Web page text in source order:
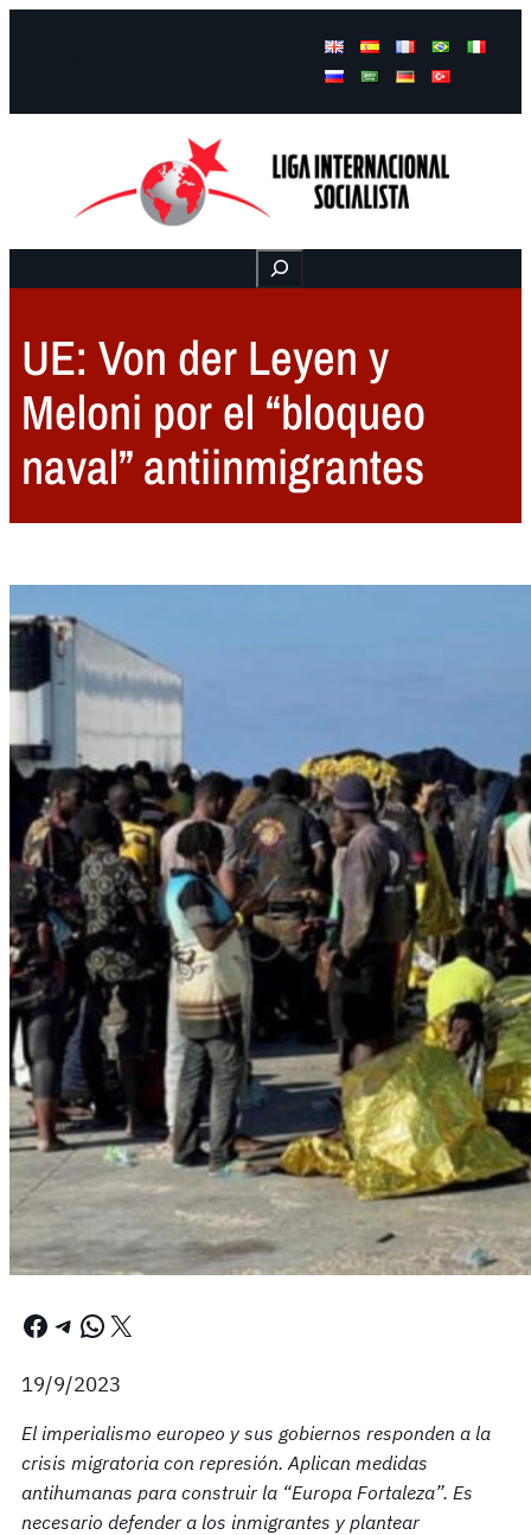
Buscar
UE: Von der Leyen y
Meloni por el “bloqueo
naval” antiinmigrantes
Facebook Telegram WhatsApp X
19/9/2023
El imperialismo europeo y sus gobiernos responden a la
crisis migratoria con represión. Aplican medidas
antihumanas para construir la “Europa Fortaleza”. Es
necesario defender a los inmigrantes y plantear